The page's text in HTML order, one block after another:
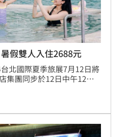
假雙人入住2688元
北國際夏季旅展7月12日將
集團同步於12日中午12點
「13,440元行旅客房住宿
元四人玩台東住宿
消費金；洋式客房全面升